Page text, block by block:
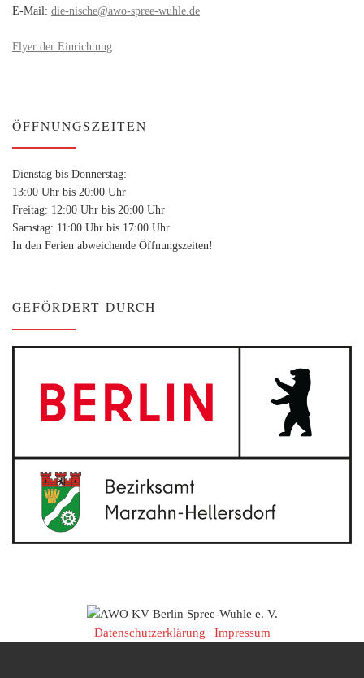
E-Mail: die-nische@awo-spree-wuhle.de
Flyer der Einrichtung
ÖFFNUNGSZEITEN
Dienstag bis Donnerstag:
13:00 Uhr bis 20:00 Uhr
Freitag: 12:00 Uhr bis 20:00 Uhr
Samstag: 11:00 Uhr bis 17:00 Uhr
In den Ferien abweichende Öffnungszeiten!
GEFÖRDERT DURCH
Datenschutzerklärung | Impressum